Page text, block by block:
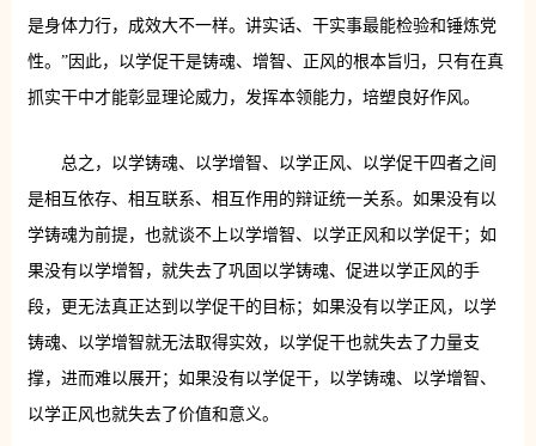
是身体力行，成效大不一样。讲实话、干实事最能检验和锤炼党
性。”因此，以学促干是铸魂、增智、正风的根本旨归，只有在真
抓实干中才能彰显理论威力，发挥本领能力，培塑良好作风。
总之，以学铸魂、以学增智、以学正风、以学促干四者之间
是相互依存、相互联系、相互作用的辩证统一关系。如果没有以
学铸魂为前提，也就谈不上以学增智、以学正风和以学促干；如
果没有以学增智，就失去了巩固以学铸魂、促进以学正风的手
段，更无法真正达到以学促干的目标；如果没有以学正风，以学
铸魂、以学增智就无法取得实效，以学促干也就失去了力量支
撑，进而难以展开；如果没有以学促干，以学铸魂、以学增智、
以学正风也就失去了价值和意义。